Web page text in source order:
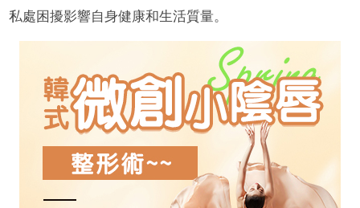
私處困擾影響自身健康和生活質量。